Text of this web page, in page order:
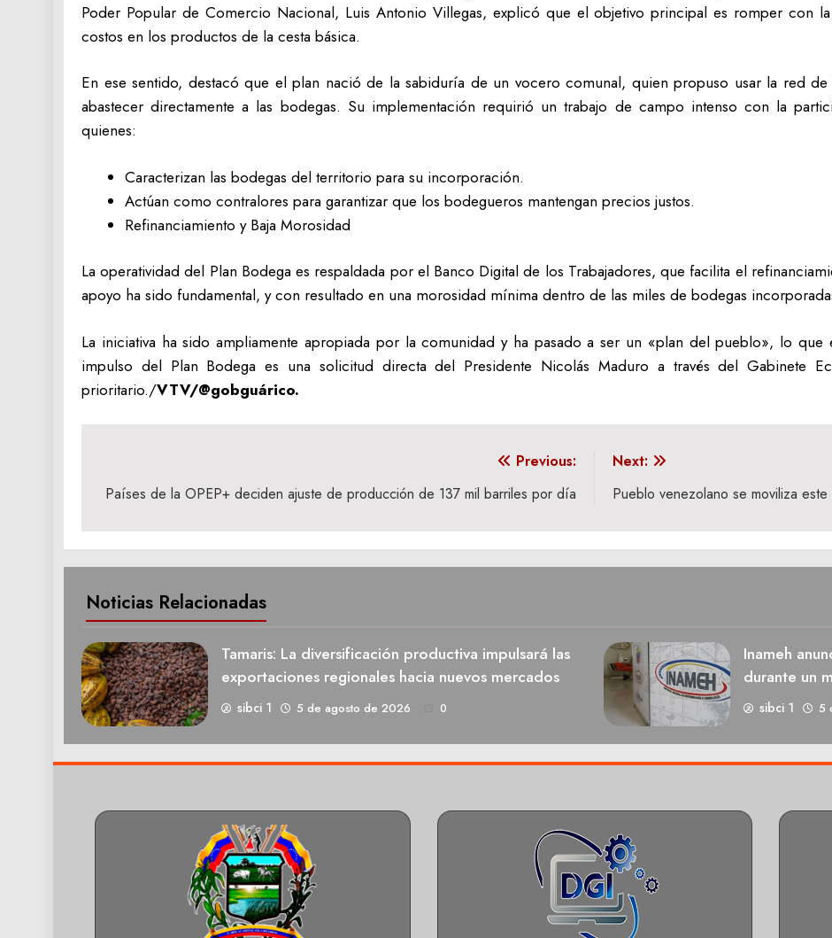
Poder Popular de Comercio Nacional, Luis Antonio Villegas, explicó que el objetivo principal es romper con
costos en los productos de la cesta básica.
En ese sentido, destacó que el plan nació de la sabiduría de un vocero comunal, quien propuso usar la red
abastecer directamente a las bodegas. Su implementación requirió un trabajo de campo intenso con la
quienes:
Caracterizan las bodegas del territorio para su incorporación.
Actúan como contralores para garantizar que los bodegueros mantengan precios justos.
Refinanciamiento y Baja Morosidad
La operatividad del Plan Bodega es respaldada por el Banco Digital de los Trabajadores, que facilita el
apoyo ha sido fundamental, y con resultado en una morosidad mínima dentro de las miles de bodegas
La iniciativa ha sido ampliamente apropiada por la comunidad y ha pasado a ser un «plan del pueblo», lo
impulso del Plan Bodega es una solicitud directa del Presidente Nicolás Maduro a través del Gabinete
prioritario./VTV/@gobguárico.
de
entradas
Previous:
Países de la OPEP+ deciden ajuste de producción de 137 mil barriles por día
Next:
Pueblo venezolano se moviliza
Noticias Relacionadas
Tamaris: La diversificación productiva impulsará las
exportaciones regionales hacia nuevos mercados
sibci 1 5 de agosto de 2026 0
Inameh
durante un
sibci 1 5